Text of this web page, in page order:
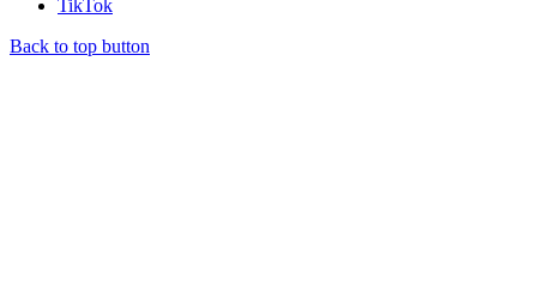
TikTok
Back to top button